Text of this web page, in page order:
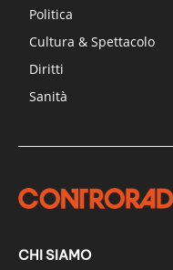
Politica
Cultura & Spettacolo
Diritti
Sanità
CHI SIAMO